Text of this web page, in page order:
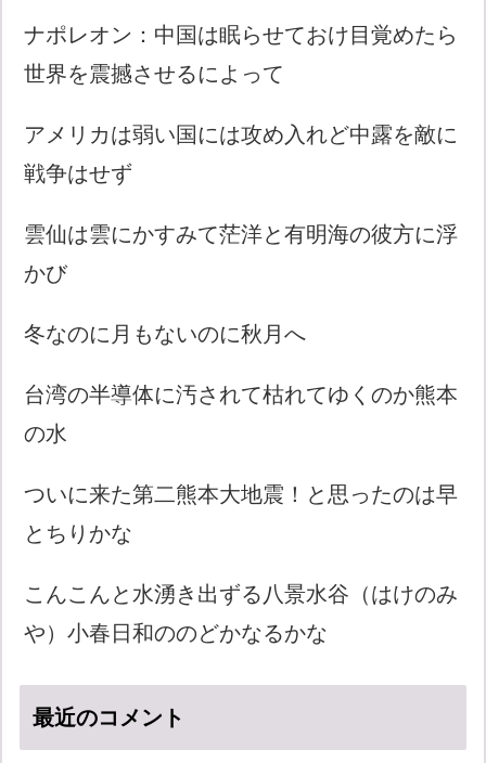
ナポレオン：中国は眠らせておけ目覚めたら
世界を震撼させるによって
アメリカは弱い国には攻め入れど中露を敵に
戦争はせず
雲仙は雲にかすみて茫洋と有明海の彼方に浮
かび
冬なのに月もないのに秋月へ
台湾の半導体に汚されて枯れてゆくのか熊本
の水
ついに来た第二熊本大地震！と思ったのは早
とちりかな
こんこんと水湧き出ずる八景水谷（はけのみ
や）小春日和ののどかなるかな
最近のコメント